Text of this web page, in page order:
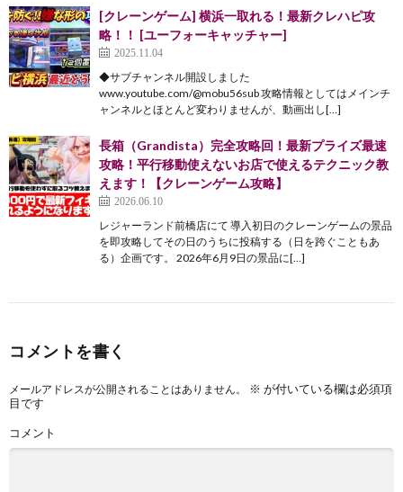
[クレーンゲーム] 横浜一取れる！最新クレハピ攻
略！！ [ユーフォーキャッチャー]
2025.11.04
◆サブチャンネル開設しました
www.youtube.com/@mobu56sub 攻略情報としてはメインチ
ャンネルとほとんど変わりませんが、動画出し[…]
長箱（Grandista）完全攻略回！最新プライズ最速
攻略！平行移動使えないお店で使えるテクニック教
えます！【クレーンゲーム攻略】
2026.06.10
レジャーランド前橋店にて 導入初日のクレーンゲームの景品
を即攻略してその日のうちに投稿する（日を跨ぐこともあ
る）企画です。 2026年6月9日の景品に[…]
コメントを書く
メールアドレスが公開されることはありません。 ※ が付いている欄は必須項
目です
コメント